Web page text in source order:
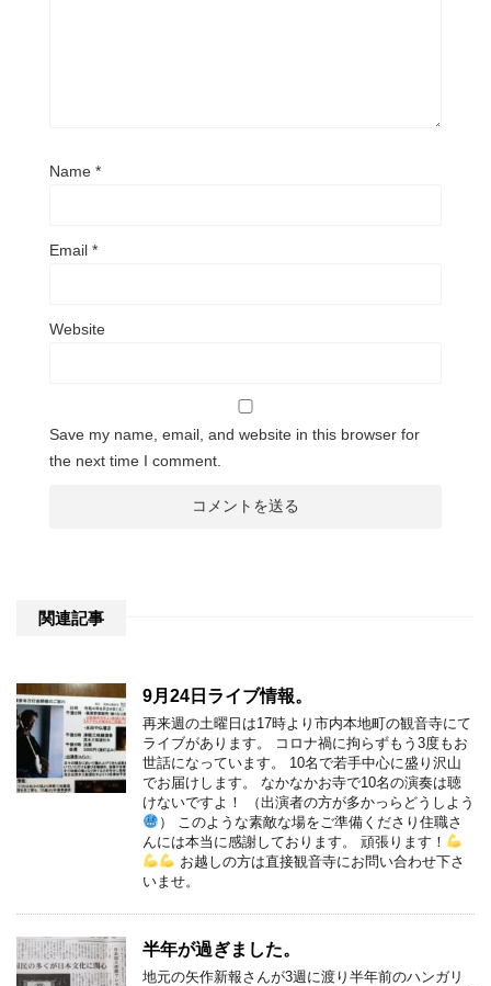
Name *
Email *
Website
Save my name, email, and website in this browser for
the next time I comment.
関連記事
9月24日ライブ情報。
再来週の土曜日は17時より市内本地町の観音寺にて
ライブがあります。 コロナ禍に拘らずもう3度もお
世話になっています。 10名で若手中心に盛り沢山
でお届けします。 なかなかお寺で10名の演奏は聴
けないですよ！ （出演者の方が多かっらどうしよう
） このような素敵な場をご準備くださり住職さ
んには本当に感謝しております。 頑張ります！
お越しの方は直接観音寺にお問い合わせ下さ
いませ。
半年が過ぎました。
地元の矢作新報さんが3週に渡り半年前のハンガリ